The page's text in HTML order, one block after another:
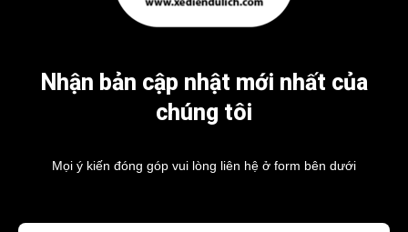
Nhận bản cập nhật mới nhất của
chúng tôi
Mọi ý kiến đóng góp vui lòng liên hệ ở form bên dưới